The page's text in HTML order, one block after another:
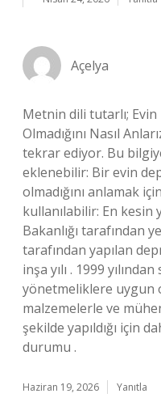
Açelya
Metnin dili tutarlı; Evin
Olmadığını Nasıl
tekrar ediyor. Bu
eklenebilir: Bir evin
olmadığını anlamak
kullanılabilir: En kesin
Bakanlığı tarafından
tarafından yapılan
inşa yılı . 1999
yönetmeliklere uygun
malzemelerle ve
şekilde yapıldığı için
durumu .
Haziran 19, 2026 Yanıtla